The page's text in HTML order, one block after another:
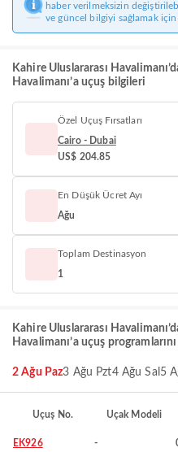
haber verilmeksizin
ve güncel bilgiyi sağlamak için
Kahire Uluslararası
Havalimanı’a uçuş bilgileri
Özel Uçuş Fırsatları
Cairo - Dubai
US$ 204.85
En Düşük Ücret Ayı
Ağu
Toplam Destinasyon
1
Kahire Uluslararası
Havalimanı’a uçuş
2 Ağu Paz3 Ağu Pzt4 Ağu Sal 5
Uçuş No. Uçak Modeli
EK926 -